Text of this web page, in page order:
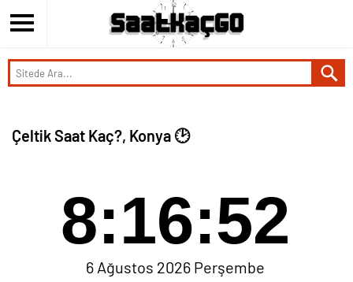
Çeltik Saat Kaç?, Konya 🕑
8:16:52
6 Ağustos 2026 Perşembe